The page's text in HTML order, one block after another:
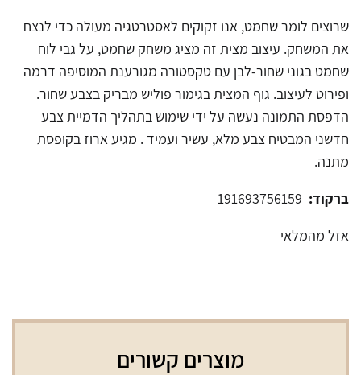
שרוצים לומר שחמט, אנו זקוקים לאסטרטגיה מעולה כדי לנצח
את המשחק. עיצוב מצית זה מציג משחק שחמט, על גבי לוח
שחמט בגוני שחור-לבן עם טקסטורה מגורענת המוסיפה דרמה
ופירוט לעיצוב. גוף המצית בגימור פוליש מבריק בצבע שחור.
הדפסת התמונה נעשה על ידי שימוש בתהליך הדמיית צבע
חדשני המבטיח צבע מלא, עשיר ועמיד . מגיע ארוז בקופסת
מתנה.
ברקוד:
אזל מהמלאי
מוצרים קשורים